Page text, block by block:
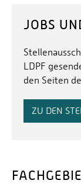
JOBS
LDPF
den Seiten
ZU DEN